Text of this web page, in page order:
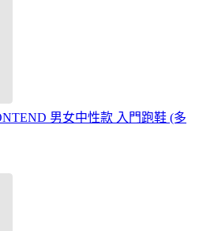
男女中性款 入門跑鞋 (多